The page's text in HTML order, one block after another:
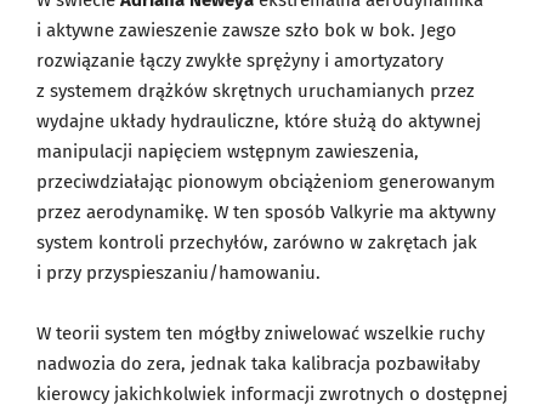
i aktywne zawieszenie zawsze szło bok w bok. Jego
rozwiązanie łączy zwykłe sprężyny i amortyzatory
z systemem drążków skrętnych uruchamianych przez
wydajne układy hydrauliczne, które służą do aktywnej
manipulacji napięciem wstępnym zawieszenia,
przeciwdziałając pionowym obciążeniom generowanym
przez aerodynamikę. W ten sposób Valkyrie ma aktywny
system kontroli przechyłów, zarówno w zakrętach jak
i przy przyspieszaniu/hamowaniu.
W teorii system ten mógłby zniwelować wszelkie ruchy
nadwozia do zera, jednak taka kalibracja pozbawiłaby
kierowcy jakichkolwiek informacji zwrotnych o dostępnej